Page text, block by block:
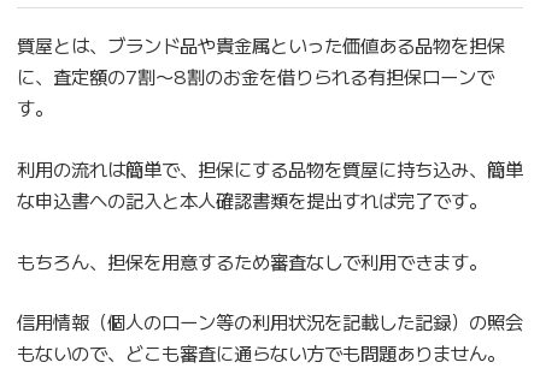
質屋とは、ブランド品や貴金属といった価値ある品物を担保
に、査定額の7割〜8割のお金を借りられる有担保ローンで
す。
利用の流れは簡単で、担保にする品物を質屋に持ち込み、簡単
な申込書への記入と本人確認書類を提出すれば完了です。
もちろん、担保を用意するため審査なしで利用できます。
信用情報（個人のローン等の利用状況を記載した記録）の照会
もないので、どこも審査に通らない方でも問題ありません。